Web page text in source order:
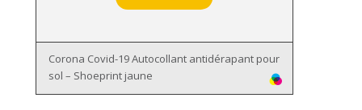
Corona Covid-19 Autocollant antidérapant pour
sol – Shoeprint jaune